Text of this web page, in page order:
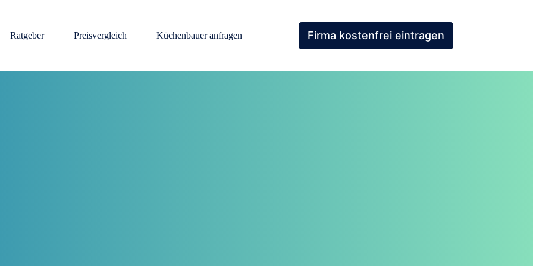
Ratgeber
Preisvergleich Küchenbauer anfragen Firma kostenfrei eintragen